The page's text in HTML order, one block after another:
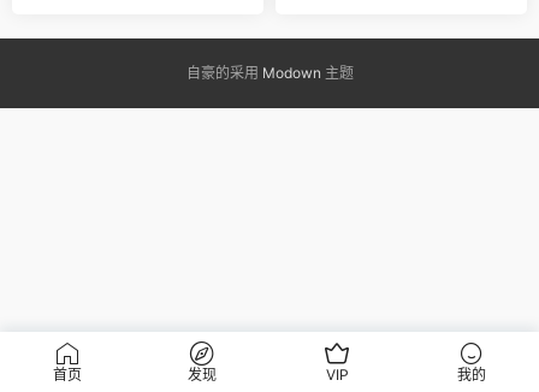
自豪的采用 Modown 主题
首页 发现 VIP 我的